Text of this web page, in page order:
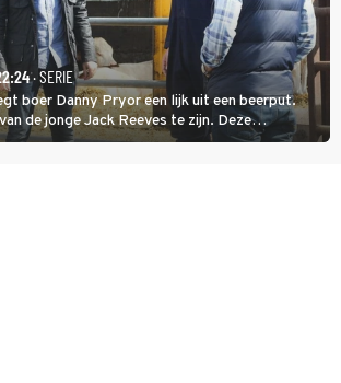
· SERIE
boer Danny Pryor een lijk uit een beerput.
de jonge Jack Reeves te zijn. Deze
had gebroken met zijn familie